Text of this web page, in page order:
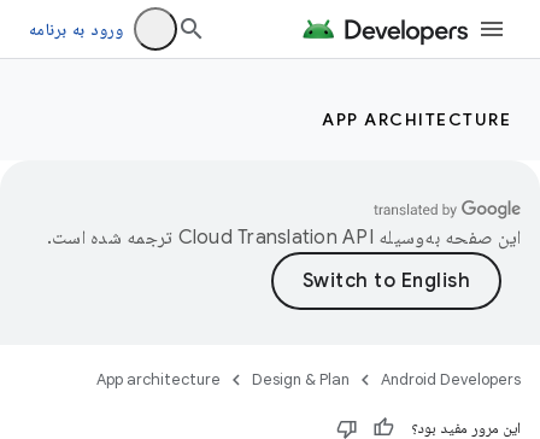
ورود به برنامه
APP ARCHITECTURE
این صفحه به‌وسیله ترجمه شده است.
Android Developers
Design & Plan
App architecture
این مرور مفید بود؟